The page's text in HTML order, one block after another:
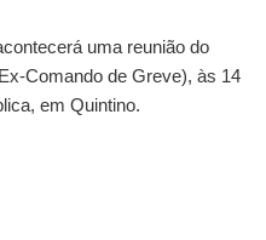
uma reunião do
Comando de Greve), às 14
em Quintino.